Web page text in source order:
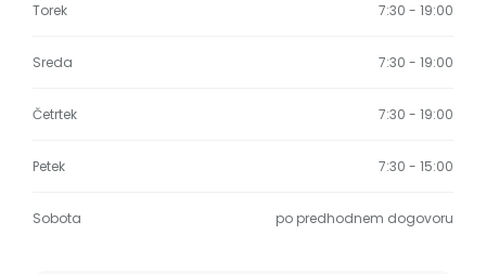
Torek 7:30 - 19:00
Sreda 7:30 - 19:00
Četrtek 7:30 - 19:00
Petek 7:30 - 15:00
Sobota po predhodnem dogovoru